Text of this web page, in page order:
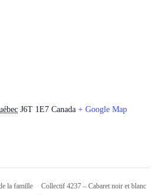
J6T 1E7 Canada + Google Map
la famille Collectif 4237 – Cabaret noir et blanc